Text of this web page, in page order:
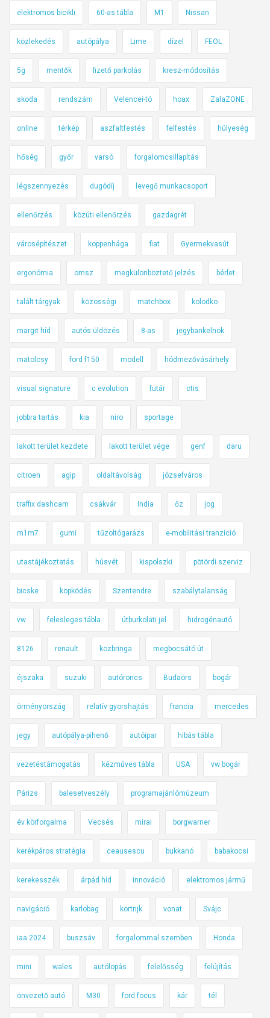
elektromos bicikli 60-as tábla M1 Nissan
közlekedés autópálya Lime dízel FEOL
5g mentők fizető parkolás kresz-módosítás
skoda rendszám Velencei-tó hoax ZalaZONE
online térkép aszfaltfestés felfestés hülyeség
hőség győr varsó forgalomcsillapítás
légszennyezés dugódíj levegő munkacsoport
ellenőrzés közúti ellenőrzés gazdagrét
városépítészet koppenhága fiat Gyermekvasút
ergonómia omsz megkülönböztető jelzés bérlet
talált tárgyak közösségi matchbox kolodko
margit híd autós üldözés 8-as jegybankelnök
matolcsy ford f150 modell hódmezővásárhely
visual signature c evolution futár ctis
jobbra tartás kia niro sportage
lakott terület kezdete lakott terület vége genf daru
citroen agip oldaltávolság józsefváros
traffix dashcam csákvár India őz jog
m1m7 gumi tűzoltógarázs e-mobilitási tranzíció
utastájékoztatás húsvét kispolszki pötördi szerviz
bicske köpködés Szentendre szabálytalanság
vw felesleges tábla útburkolati jel hidrogénautó
8126 renault közbringa megbocsátó út
éjszaka suzuki autóroncs Budaörs bogár
örményország relatív gyorshajtás francia mercedes
jegy autópálya-pihenő autóipar hibás tábla
vezetéstámogatás kézműves tábla USA vw bogár
Párizs balesetveszély programajánlómúzeum
év körforgalma Vecsés mirai borgwarner
kerékpáros stratégia ceausescu bukkanó babakocsi
kerekesszék árpád híd innováció elektromos jármű
navigáció karlobag kortrijk vonat Svájc
iaa 2024 buszsáv forgalommal szemben Honda
mini wales autólopás felelősség felújítás
önvezető autó M30 ford focus kár tél